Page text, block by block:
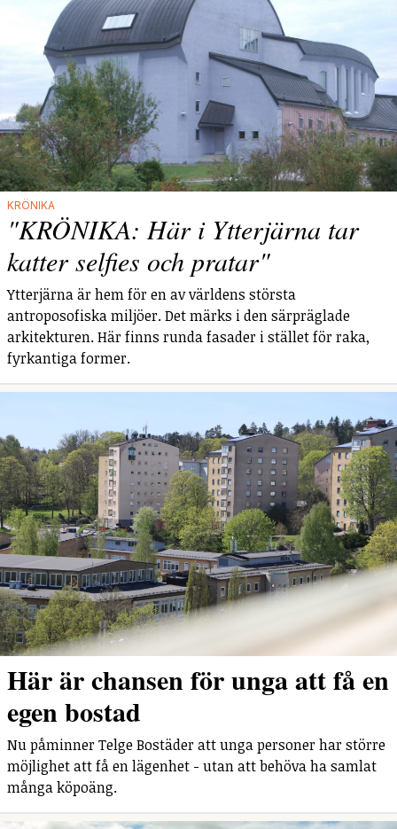
KRÖNIKA
"KRÖNIKA: Här i Ytterjärna tar
katter selfies och pratar"
Ytterjärna är hem för en av världens största
antroposofiska miljöer. Det märks i den särpräglade
arkitekturen. Här finns runda fasader i stället för raka,
fyrkantiga former.
Här är chansen för unga att få en
egen bostad
Nu påminner Telge Bostäder att unga personer har större
möjlighet att få en lägenhet - utan att behöva ha samlat
många köpoäng.